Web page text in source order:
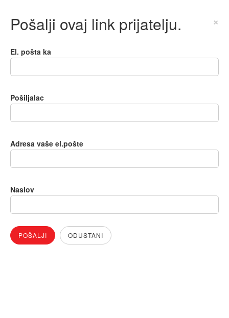
Pošalji ovaj link prijatelju. ×
El. pošta ka
Pošiljalac
Adresa vaše el.pošte
Naslov
POŠALJI ODUSTANI